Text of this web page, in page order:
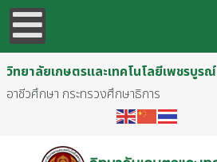
วิทยาลัยเกษตรและเทคโนโลยีเพชรบูรณ์
อาชีวศึกษา กระทรวงศึกษาธิการ